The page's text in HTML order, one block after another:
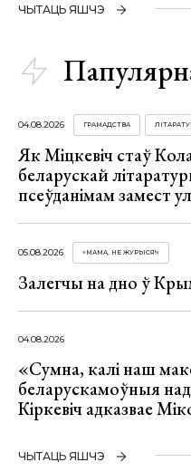
ЧЫТАЦЬ ЯШЧЭ
04.08.2026 ГРАМАДСТВА
Як Міцкевіч стаў
беларускай
псеўданімам замест
05.08.2026 «МАМА, НЕ ЖУРЫСЯ!»
Залегчы на дно ў
04.08.2026
«Сумна, калі наш
беларускамоўныя
Кіркевіч адказвае
ЧЫТАЦЬ ЯШЧЭ